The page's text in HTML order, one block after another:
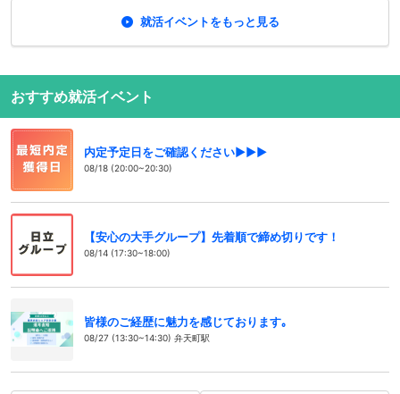
就活イベントをもっと見る
おすすめ就活イベント
内定予定日をご確認ください▶▶▶
08/18 (20:00~20:30)
【安心の大手グループ】先着順で締め切りです！
08/14 (17:30~18:00)
皆様のご経歴に魅力を感じております｡
08/27 (13:30~14:30) 弁天町駅